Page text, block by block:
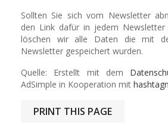
Sollten Sie sich vom Newsletter
den Link dafür in jedem
löschen wir alle Daten die mit
Newsletter gespeichert wurden.
Quelle: Erstellt mit dem
AdSimple in Kooperation mit